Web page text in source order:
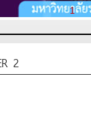
1
2